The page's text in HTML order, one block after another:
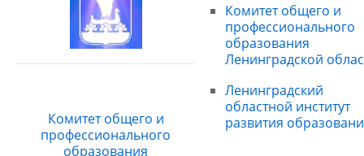
Комитет общего и
профессионального
образования
Комитет общего и
профессионального
образования
Ленинградской
Ленинградский
областной институт
развития